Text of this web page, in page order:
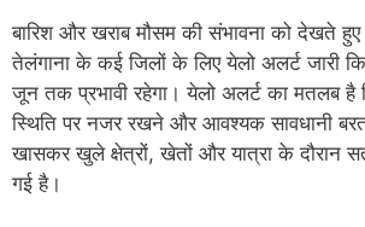
बारिश और खराब मौसम की संभावना को देखते हुए
तेलंगाना के कई जिलों के लिए येलो अलर्ट जारी
जून तक प्रभावी रहेगा। येलो अलर्ट का मतलब है
स्थिति पर नजर रखने और आवश्यक सावधानी
खासकर खुले क्षेत्रों, खेतों और यात्रा के दौरान
गई है।